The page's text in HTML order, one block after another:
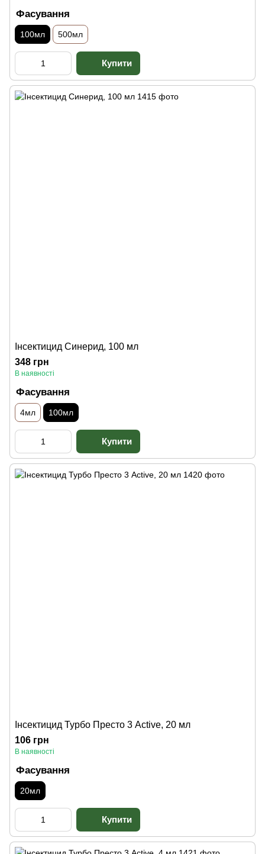
Фасування
100мл 500мл
Інсектицид Синерид, 100 мл
348 грн
В наявності
Фасування
4мл 100мл
Інсектицид Турбо Престо 3 Active, 20 мл
106 грн
В наявності
Фасування
20мл